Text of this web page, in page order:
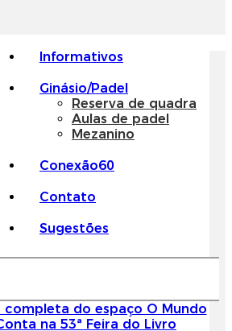
Informativos
Ginásio/Padel
Reserva de quadra
Aulas de padel
Mezanino
Conexão60
Contato
Sugestões